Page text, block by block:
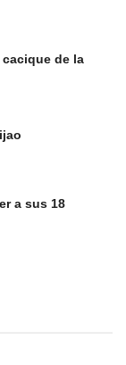
de la
a sus 18